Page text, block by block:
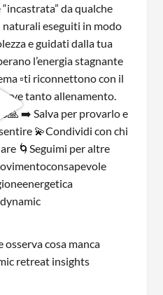
Le tue informazioni
con terzi e potrai